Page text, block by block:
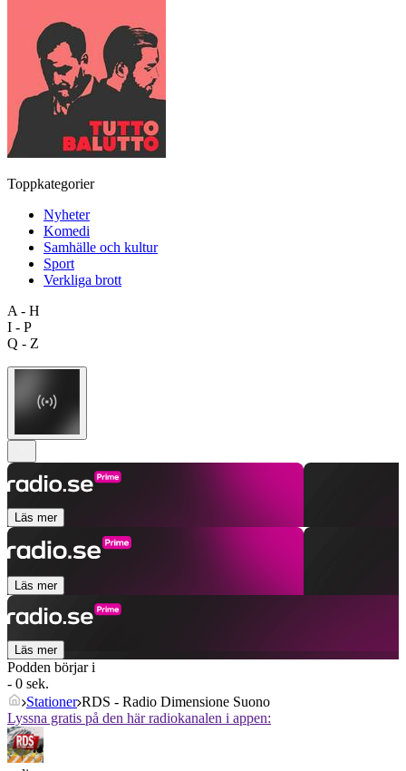
Toppkategorier
Nyheter
Komedi
Samhälle och kultur
Sport
Verkliga brott
A - H
I - P
Q - Z
Läs mer
Läs mer
Läs mer
Podden börjar i
- 0 sek.
Stationer RDS - Radio Dimensione Suono
Lyssna gratis på den här radiokanalen i appen: